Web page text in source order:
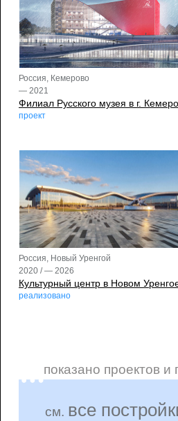
Россия, Кемерово
— 2021
Филиал Русского музея в г.
проект
Россия, Новый Уренгой
2020 / — 2026
Культурный центр в Новом
реализовано
показано проектов и
см. все